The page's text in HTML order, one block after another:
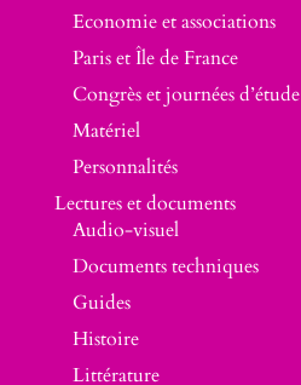
Economie et associations
Paris et Île de France
Congrès et journées d’étude
Matériel
Personnalités
Lectures et documents
Audio-visuel
Documents techniques
Guides
Histoire
Littérature